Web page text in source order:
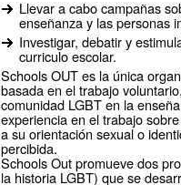
Llevar a cabo campañas
enseñanza y las personas
Investigar, debatir y
curriculo escolar.
Schools OUT es la única
basada en el trabajo
comunidad LGBT en la
experiencia en el trabajo
a su orientación sexual o
percibida.
Schools Out promueve dos
la historia LGBT) que se